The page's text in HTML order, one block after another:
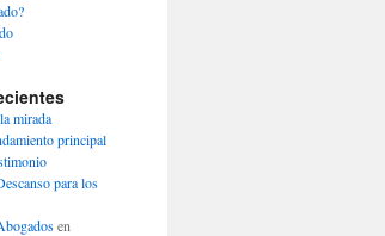
mirada
principal
para los
en